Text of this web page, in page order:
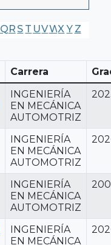
QR S T UVWX Y Z
Carrera
INGENIERÍA
EN MECÁNICA
AUTOMOTRIZ
INGENIERÍA
EN MECÁNICA
AUTOMOTRIZ
INGENIERÍA
EN MECÁNICA
AUTOMOTRIZ
INGENIERÍA
EN MECÁNICA